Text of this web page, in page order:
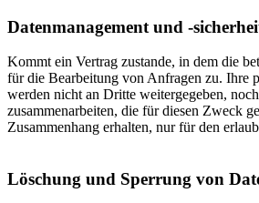
Datenmanagement und -
Kommt ein Vertrag zustande, in dem die
für die Bearbeitung von Anfragen zu. Ihre
werden nicht an Dritte weitergegeben,
zusammenarbeiten, die für diesen Zweck
Zusammenhang erhalten, nur für den
Löschung und Sperrung von